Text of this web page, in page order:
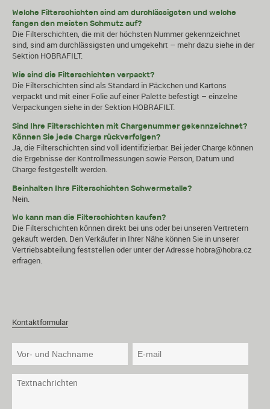
Welche Filterschichten sind am durchlässigsten und welche
fangen den meisten Schmutz auf?
Die Filterschichten, die mit der höchsten Nummer gekennzeichnet
sind, sind am durchlässigsten und umgekehrt – mehr dazu siehe in der
Sektion HOBRAFILT.
Wie sind die Filterschichten verpackt?
Die Filterschichten sind als Standard in Päckchen und Kartons
verpackt und mit einer Folie auf einer Palette befestigt – einzelne
Verpackungen siehe in der Sektion HOBRAFILT.
Sind Ihre Filterschichten mit Chargenummer gekennzeichnet?
Können Sie jede Charge rückverfolgen?
Ja, die Filterschichten sind voll identifizierbar. Bei jeder Charge können
die Ergebnisse der Kontrollmessungen sowie Person, Datum und
Charge festgestellt werden.
Beinhalten Ihre Filterschichten Schwermetalle?
Nein.
Wo kann man die Filterschichten kaufen?
Die Filterschichten können direkt bei uns oder bei unseren Vertretern
gekauft werden. Den Verkäufer in Ihrer Nähe können Sie in unserer
Vertriebsabteilungfeststellen oder unter der Adresse hobra@hobra.cz
erfragen.
Kontaktformular